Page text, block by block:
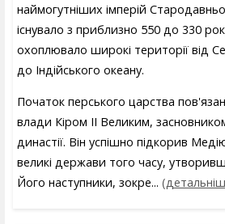
наймогутніших імперій
існувало з приблизно 550 до 330
охоплювало широкі території від
до Індійського океану.
Початок перського царства
влади Кіром II Великим,
династії. Він успішно підкорив
великі держави того часу,
Його наступники, зокре...